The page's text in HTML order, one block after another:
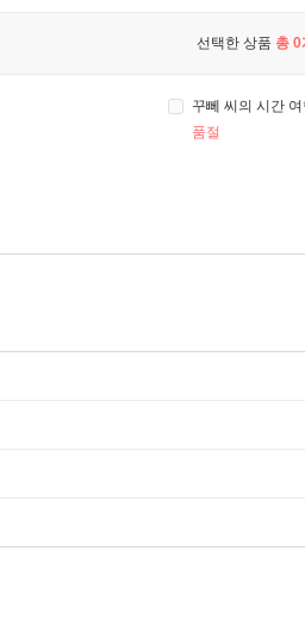
선택한 상품 총 0
꾸뻬 씨의 시간 여
품절